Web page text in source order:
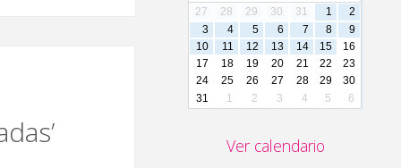
27
28 29 30 31 1
2
3
4 5 6 7 8
9
10
11 12 13 14 15
16
17
18 19 20 21 22
23
24
25 26 27 28 29
30
31
1 2 3 4 5 6
Ver calendario